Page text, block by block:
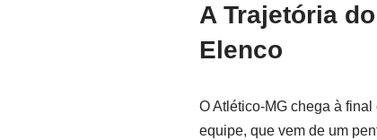
A Trajetória
Elenco
O Atlético-MG chega à
equipe, que vem de um